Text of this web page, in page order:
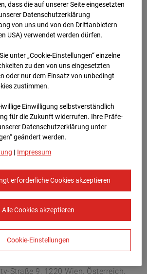
BV-Ausbau
-Cam4
70173 Stuttgart
Zur Übersicht
Straße 9, 1220 Wien, Österreich,
dass die auf unserer Seite eingesetzten
Datenschutzerklärung
von uns und von den Drittanbietern
USA) verwendet werden dürfen.
unter „Cookie-Einstellungen“ einzelne
zu den von uns eingesetzten
oder nur dem Einsatz von unbedingt
zustimmen.
Einwilligung selbstverständlich
für die Zukunft widerrufen. Ihre Prä­fe­
Datenschutzerklärung unter
geändert werden.
| Impressum
erforderliche Cookies akzeptieren
Alle Cookies akzeptieren
Cookie-Einstellungen